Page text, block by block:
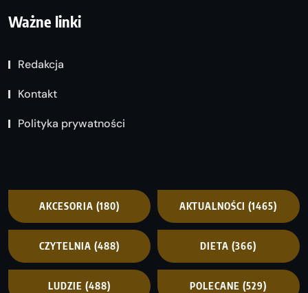
Ważne linki
Redakcja
Kontakt
Polityka prywatności
AKCESORIA (180) AKTUALNOŚCI (1465)
CZYTELNIA (488) DIETA (366)
LUDZIE (488) POLECANE (529)